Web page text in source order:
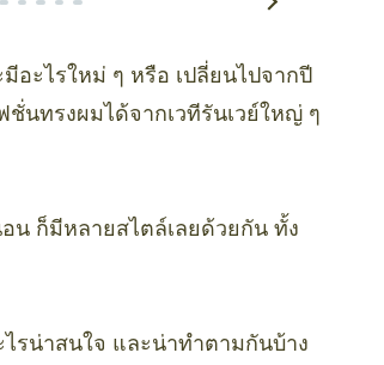
อะไรใหม่ ๆ หรือ เปลี่ยนไปจากปี
นทรงผมได้จากเวทีรันเวย์ใหญ่ ๆ
ก็มีหลายสไตล์เลยด้วยกัน ทั้ง
รน่าสนใจ และน่าทำตามกันบ้าง